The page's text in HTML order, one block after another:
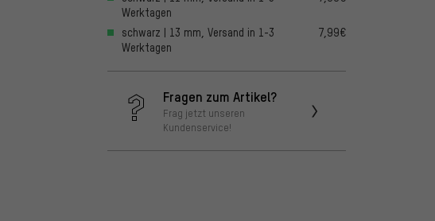
Werktagen
schwarz | 13 mm, Versand in 1-3
Werktagen
7,99€
Fragen zum Artikel?
Frag jetzt unseren
Kundenservice!